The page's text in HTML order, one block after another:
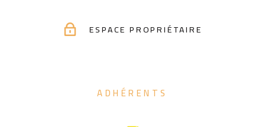
ESPACE PROPRIÉTAIRE
ADHÉRENTS